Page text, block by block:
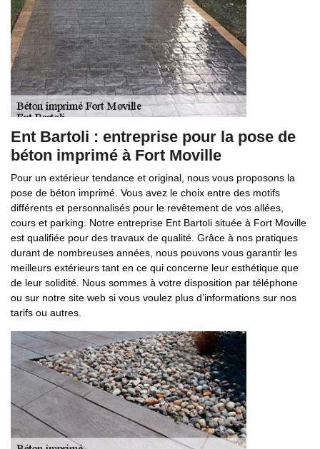
Ent Bartoli : entreprise pour la pose de
béton imprimé à Fort Moville
Pour un extérieur tendance et original, nous vous proposons la
pose de béton imprimé. Vous avez le choix entre des motifs
différents et personnalisés pour le revêtement de vos allées,
cours et parking. Notre entreprise Ent Bartoli située à Fort Moville
est qualifiée pour des travaux de qualité. Grâce à nos pratiques
durant de nombreuses années, nous pouvons vous garantir les
meilleurs extérieurs tant en ce qui concerne leur esthétique que
de leur solidité. Nous sommes à votre disposition par téléphone
ou sur notre site web si vous voulez plus d’informations sur nos
tarifs ou autres.